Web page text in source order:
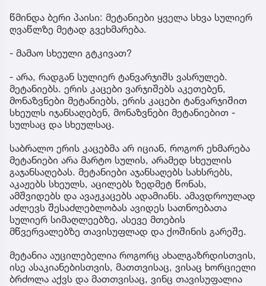
წმინდა ბერი პაისი: მეტანიები ყველა სხვა სულიერ
ღვაწლზე მეტად გვეხმარება.
- მამაო სხეული გტკივათ?
- არა, რადგან სულიერ ტანვარჯიშს ვასრულებ.
მეტანიებს. ერის კაცები ვარჯიშებს აკეთებენ,
მონაზვნები მეტანიებს, ერის კაცები ტანვარჯიშით
სხეულს იჯანსაღებენ, მონაზვნები მეტანიებით -
სულსაც და სხეულსაც.
საბრალო ერის კაცებმა არ იციან, როგორ ეხმარება
მეტანიები არა მარტო სულის, არამედ სხეულის
გაჯანსაღებას. მეტანიები აჯანსაღებს სახსრებს,
აკაჟებს სხეულს, აცილებს ზედმეტ წონას,
ამშვიდებს და ავაჟკაცებს ადამიანს. ამავდროულად
აძლევს შესაძლებლობას ავიდეს სათნოებათა
სულიერ სიმაღლეებზე, ასევე მთების
მწვერვალებზე თავისუფლად და ქოშინის გარეშე.
მეტანია აუცილებელია როგორც ახალგაზრდისთვის,
ისე ასაკიანებისთვის, მათთვისაც, ვისაც ხორციელი
ბრძოლა აქვს და მათთვისაც, ვინც თავისუფალია